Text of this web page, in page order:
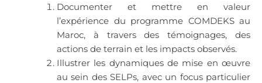
Documenter et mettre en valeur
l’expérience du programme COMDEKS au
Maroc, à travers des témoignages, des
actions de terrain et les impacts observés.
Illustrer les dynamiques de mise en œuvre
au sein des SELPs, avec un focus particulier